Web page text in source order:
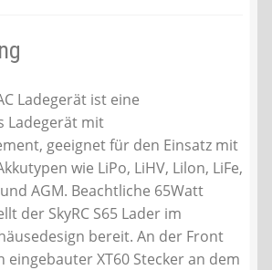
Ladegerät ist eine
Ladegerät mit
geeignet für den Einsatz mit
wie LiPo, LiHV, Lilon, LiFe,
AGM. Beachtliche 65Watt
der SkyRC S65 Lader im
bereit. An der Front
eingebauter XT60 Stecker an dem